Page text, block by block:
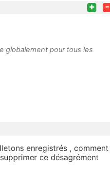
+ -
globalement pour tous les
enregistrés , comment
ce désagrément